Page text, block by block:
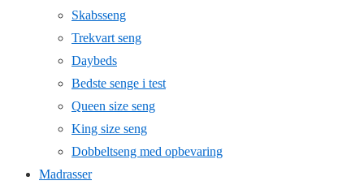
Skabsseng
Trekvart seng
Daybeds
Bedste senge i test
Queen size seng
King size seng
Dobbeltseng med opbevaring
Madrasser